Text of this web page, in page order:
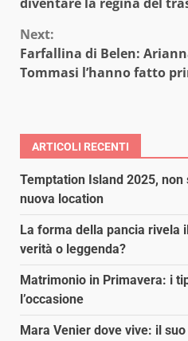
Next:
Farfallina di Belen:
Tommasi l’hanno fatto
ARTICOLI RECENTI
Temptation Island 2025,
nuova location
La forma della pancia rivela
verità o leggenda?
Matrimonio in Primavera: i
l’occasione
Mara Venier dove vive: il